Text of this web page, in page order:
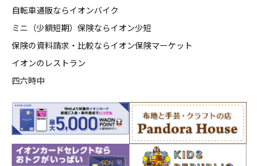
自転車通販ならイオンバイク
ミニ（少額短期）保険ならイオン少短
保険の資料請求・比較ならイオン保険マーケット
イオンのレストラン
四六時中